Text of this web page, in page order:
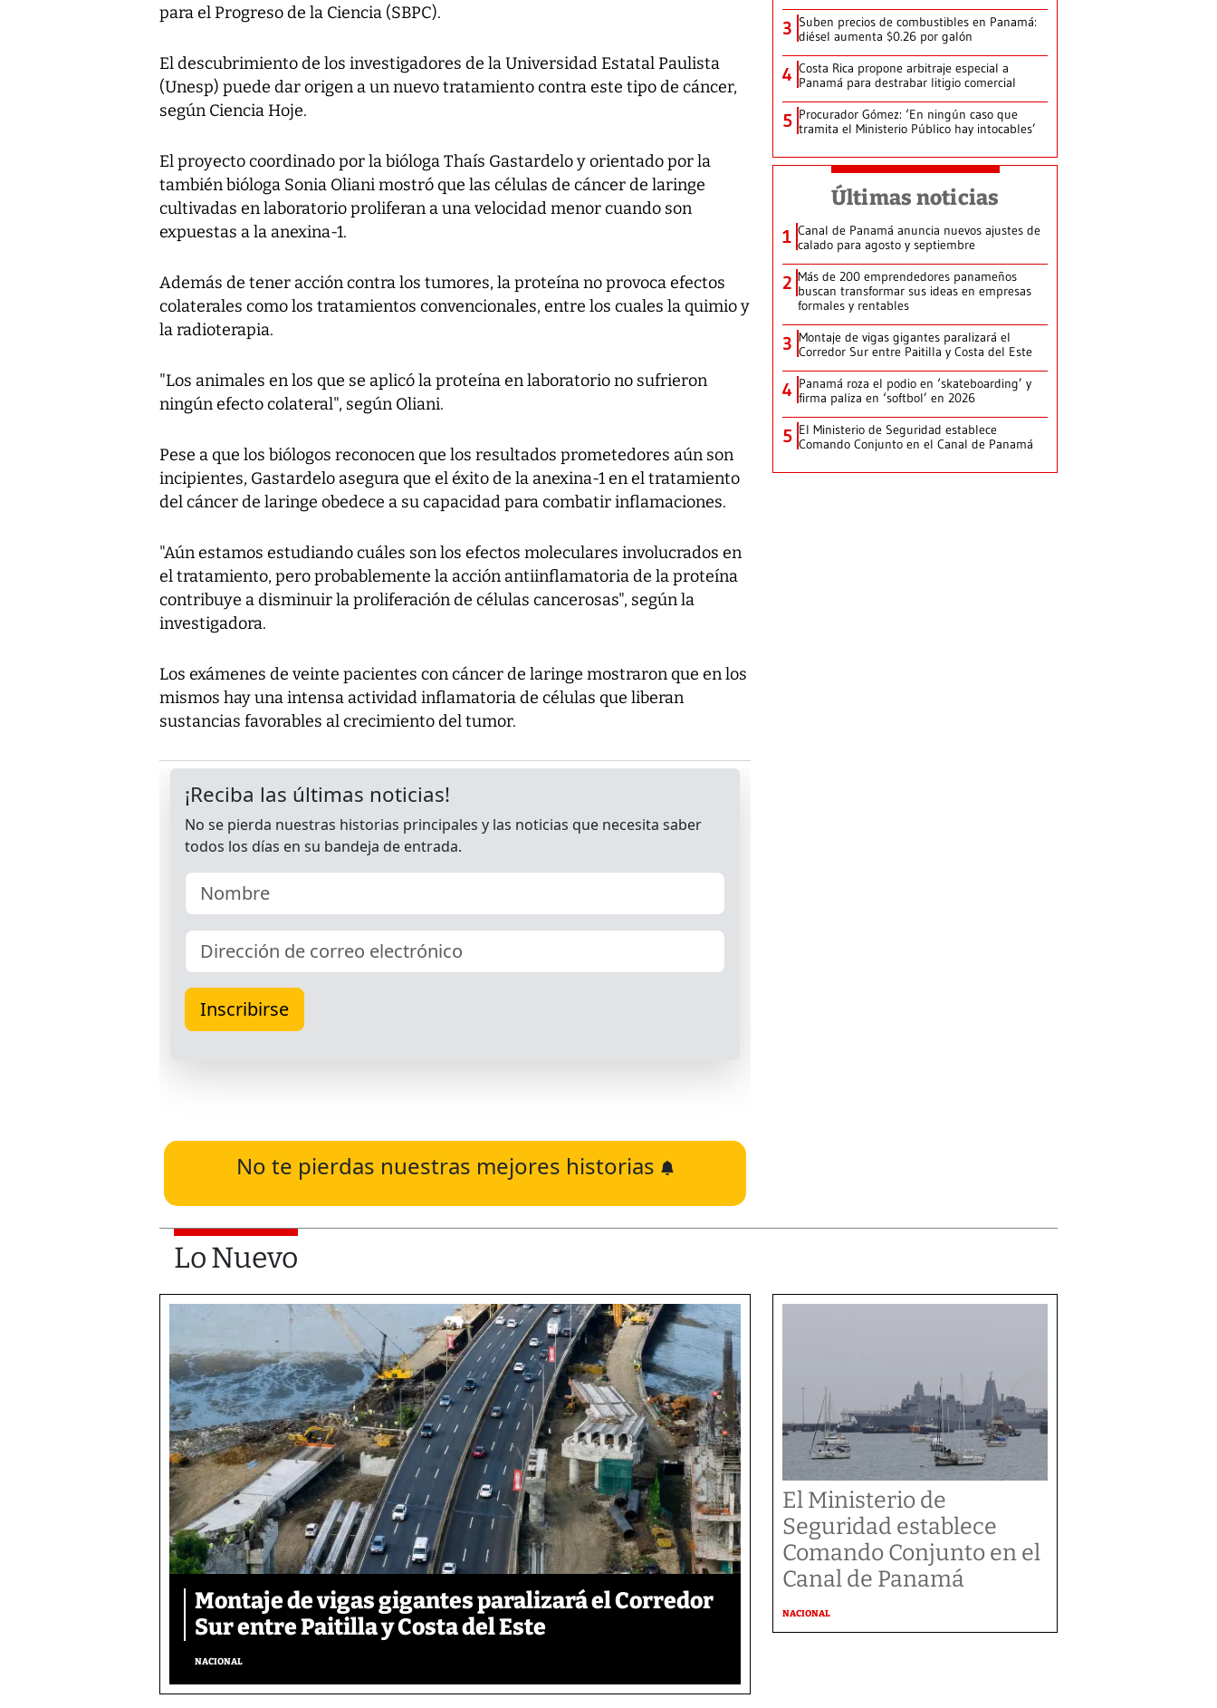
para el Progreso de la Ciencia (SBPC).
El descubrimiento de los investigadores de la Universidad Estatal Paulista
(Unesp) puede dar origen a un nuevo tratamiento contra este tipo de cáncer,
según Ciencia Hoje.
El proyecto coordinado por la bióloga Thaís Gastardelo y orientado por la
también bióloga Sonia Oliani mostró que las células de cáncer de laringe
cultivadas en laboratorio proliferan a una velocidad menor cuando son
expuestas a la anexina-1.
Además de tener acción contra los tumores, la proteína no provoca efectos
colaterales como los tratamientos convencionales, entre los cuales la quimio y
la radioterapia.
"Los animales en los que se aplicó la proteína en laboratorio no sufrieron
ningún efecto colateral", según Oliani.
Pese a que los biólogos reconocen que los resultados prometedores aún son
incipientes, Gastardelo asegura que el éxito de la anexina-1 en el tratamiento
del cáncer de laringe obedece a su capacidad para combatir inflamaciones.
"Aún estamos estudiando cuáles son los efectos moleculares involucrados en
el tratamiento, pero probablemente la acción antiinflamatoria de la proteína
contribuye a disminuir la proliferación de células cancerosas", según la
investigadora.
Los exámenes de veinte pacientes con cáncer de laringe mostraron que en los
mismos hay una intensa actividad inflamatoria de células que liberan
sustancias favorables al crecimiento del tumor.
No te pierdas nuestras mejores historias
3 Suben precios de combustibles en Panamá:
diésel aumenta $0.26 por galón
4 Costa Rica propone arbitraje especial a
Panamá para destrabar litigio comercial
5 Procurador Gómez: ‘En ningún caso que
tramita el Ministerio Público hay intocables’
Últimas noticias
1 Canal de Panamá anuncia nuevos ajustes de
calado para agosto y septiembre
2 Más de 200 emprendedores panameños
buscan transformar sus ideas en empresas
formales y rentables
3 Montaje de vigas gigantes paralizará el
Corredor Sur entre Paitilla y Costa del Este
4 Panamá roza el podio en ‘skateboarding’ y
firma paliza en ‘softbol’ en 2026
5 El Ministerio de Seguridad establece
Comando Conjunto en el Canal de Panamá
Lo Nuevo
Montaje de vigas gigantes paralizará el Corredor
Sur entre Paitilla y Costa del Este
NACIONAL
El Ministerio de
Seguridad establece
Comando Conjunto en el
Canal de Panamá
NACIONAL